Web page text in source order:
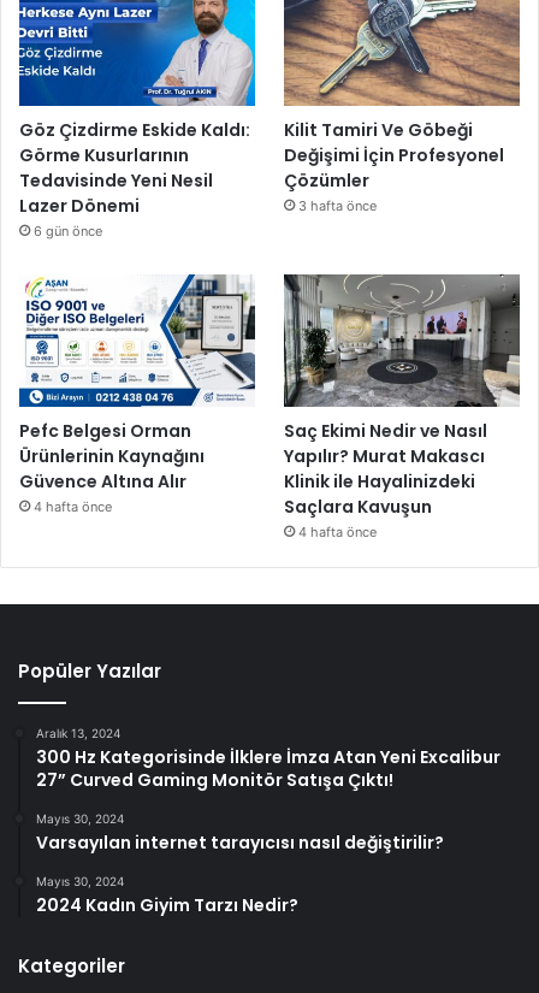
Göz Çizdirme Eskide Kaldı:
Görme Kusurlarının
Tedavisinde Yeni Nesil
Lazer Dönemi
6 gün önce
Kilit Tamiri Ve Göbeği
Değişimi İçin Profesyonel
Çözümler
3 hafta önce
Pefc Belgesi Orman
Ürünlerinin Kaynağını
Güvence Altına Alır
4 hafta önce
Saç Ekimi Nedir ve Nasıl
Yapılır? Murat Makascı
Klinik ile Hayalinizdeki
Saçlara Kavuşun
4 hafta önce
Popüler Yazılar
Aralık 13, 2024
300 Hz Kategorisinde İlklere İmza Atan Yeni Excalibur
27” Curved Gaming Monitör Satışa Çıktı!
Mayıs 30, 2024
Varsayılan internet tarayıcısı nasıl değiştirilir?
Mayıs 30, 2024
2024 Kadın Giyim Tarzı Nedir?
Kategoriler